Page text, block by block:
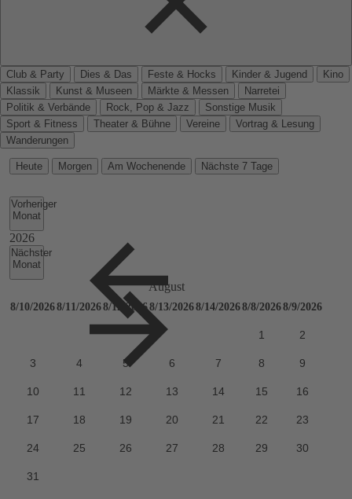
Club & Party Dies & Das Feste & Hocks Kinder & Jugend
Kino
Klassik
Kunst & Museen Märkte & Messen
Narretei
Politik & Verbände
Rock, Pop & Jazz
Sonstige Musik
Sport & Fitness
Theater & Bühne Vereine
Vortrag & Lesung
Wanderungen
Heute Morgen Am Wochenende Nächste 7 Tage
Vorheriger
Monat
Nächster
Monat